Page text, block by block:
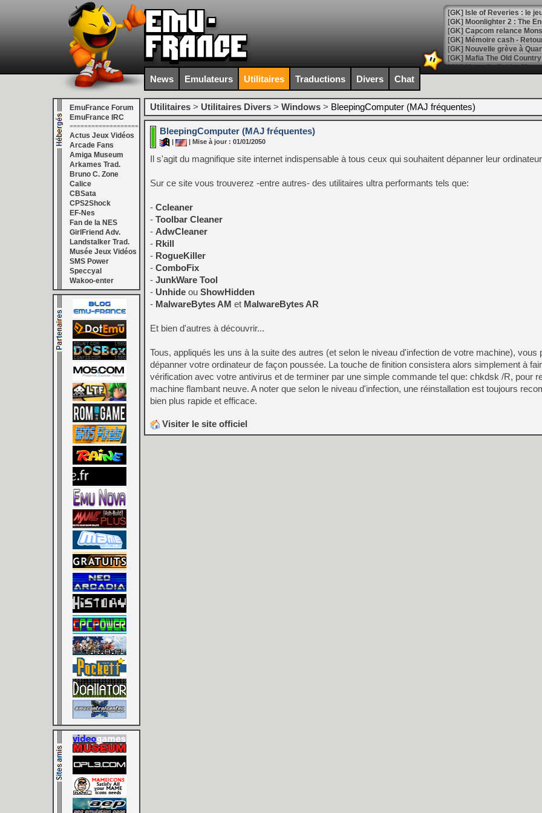
[GK] Isle of Reveries : le
[GK] Moonlighter 2 : The
[GK] Capcom relance
[Mo5] Deux inédits du
[GK] Le beat'em up The
[GK] Endless Legend 2 :
[LS] [PS5] Le WebKit
[GK] Oubliez Crazy Taxi,
[LS] [Switch] NSZ 5.0.0
[GK] No More Room in
[GK] Un chatbot Atelier
[GK] Mémoire cash -
[GK] Nvidia : le prix des
[GK] Suikoden Star Leap
[Mo5] La mini borne
[GK] Atari renoue avec les
[GK] Le studio de FIFA
[GK] La PlayStation 1 en
[GK] Dawn of War 4 : les
[GK] CloverPit : l'héritier
[GK] Stellar Blade : Blood
[GK] Palworld Online est
[GK] Wuchang 2 : le souls-
[GK] Test : Big Walk est le
[GK] Starsand Island : la
[GK] Dan Houser (GTA)
[GK] Comment EA Sports
[GK] Crimson Moon : un
News Emulateurs Utilitaires Traductions Divers Chat
EmuFrance Forum
EmuFrance IRC
===================
Actus Jeux Vidéos
Arcade Fans
Amiga Museum
Arkames Trad.
Bruno C. Zone
Calice
CBSata
CPS2Shock
EF-Nes
Fan de la NES
GirlFriend Adv.
Landstalker Trad.
Musée Jeux Vidéos
SMS Power
Speccyal
Wakoo-enter
Utilitaires > Utilitaires Divers > Windows > BleepingComputer (MAJ fréquentes)
BleepingComputer (MAJ fréquentes)
| Mise à jour : 01/01/2050
Il s'agit du magnifique site internet indispensable à tous ceux qui souhaitent dépanner leur
Sur ce site vous trouverez -entre autres- des utilitaires ultra performants tels que:
- Ccleaner
- Toolbar Cleaner
- AdwCleaner
- Rkill
- RogueKiller
- ComboFix
- JunkWare Tool
- Unhide ou ShowHidden
- MalwareBytes AM et MalwareBytes AR
Et bien d'autres à découvrir...
Tous, appliqués les uns à la suite des autres (et selon le niveau d'infection de votre machine), vous
dépanner votre ordinateur de façon poussée. La touche de finition consistera alors simplement à
vérification avec votre antivirus et de terminer par une simple commande tel que: chkdsk /R, pour
machine flambant neuve. A noter que selon le niveau d'infection, une réinstallation est toujours
bien plus rapide et efficace.
Visiter le site officiel